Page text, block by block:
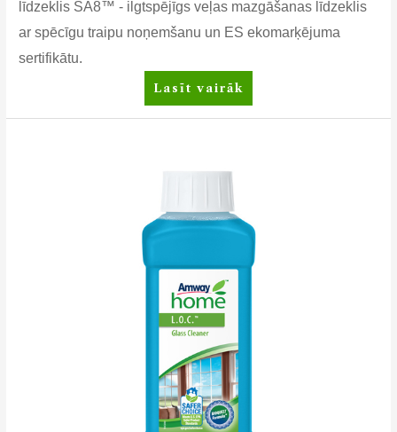
līdzeklis SA8™ - ilgtspējīgs veļas mazgāšanas līdzeklis
ar spēcīgu traipu noņemšanu un ES ekomarķējuma
sertifikātu.
SA8™
Premium
pulvera
līdzeklis
Lasīt vairāk